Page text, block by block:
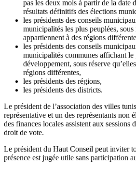
pas les deux mois à partir de la date
résultats définitifs des élections
les présidents des conseils
municipalités les plus peuplées, sous
appartiennent à des régions
les présidents des conseils
municipalités communes affichant
développement, sous réserve
régions différentes,
les présidents des régions,
les présidents des districts.
Le président de l’association des villes
représentative et un des représentants non
des finances locales assistent aux sessions
droit de vote.
Le président du Haut Conseil peut inviter
présence est jugée utile sans participation